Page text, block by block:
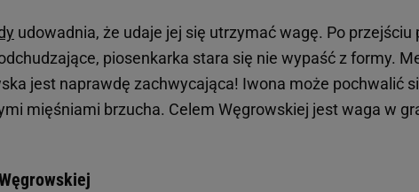
udowadnia, że udaje jej się utrzymać wagę. Po przejściu
piosenkarka stara się nie wypaść z formy.
jest naprawdę zachwycająca! Iwona może pochwalić
mięśniami brzucha. Celem Węgrowskiej jest waga w